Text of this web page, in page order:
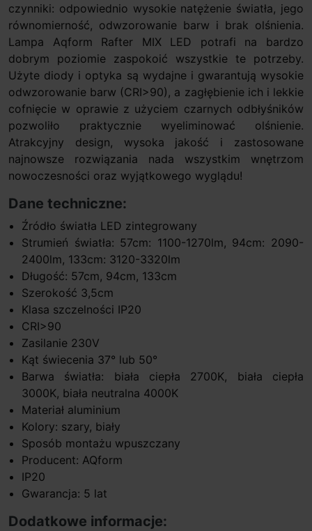
czynniki: odpowiednio wysokie natężenie światła, jego
równomierność, odwzorowanie barw i brak olśnienia.
Lampa Aqform Rafter MIX LED potrafi na bardzo
dobrym poziomie zaspokoić wszystkie te potrzeby.
Użyte diody i optyka są wydajne i gwarantują wysokie
odwzorowanie barw (CRI>90), a zagłębienie ich i lekkie
cofnięcie w oprawie z użyciem czarnych odbłyśników
pozwoliło praktycznie wyeliminować olśnienie.
Atrakcyjny design, wysoka jakość i zastosowane
najnowsze rozwiązania nada wszystkim wnętrzom
nowoczesności oraz wyjątkowego wyglądu!
Dane techniczne:
Źródło światła LED zintegrowany
Strumień światła: 57cm: 1100-1270lm, 94cm: 2090-
2400lm, 133cm: 3120-3320lm
Długość: 57cm, 94cm, 133cm
Szerokość 3,5cm
Klasa szczelności IP20
CRI>90
Zasilanie 230V
Kąt świecenia 37° lub 50°
Barwa światła: biała ciepła 2700K, biała ciepła
3000K, biała neutralna 4000K
Materiał aluminium
Kolory: szary, biały
Sposób montażu wpuszczany
Producent: AQform
IP20
Gwarancja: 5 lat
Dodatkowe informacje: